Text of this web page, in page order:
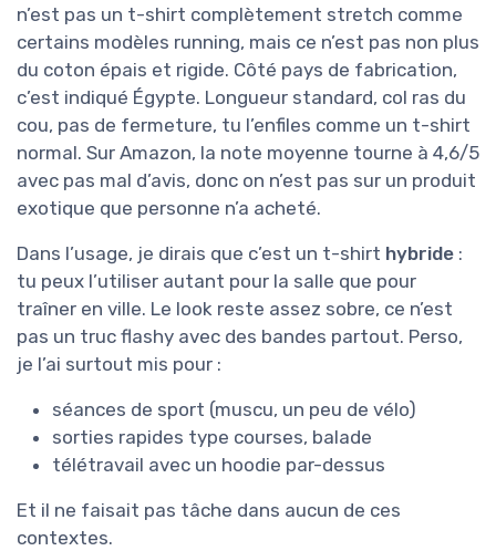
n’est pas un t-shirt complètement stretch comme
certains modèles running, mais ce n’est pas non plus
du coton épais et rigide. Côté pays de fabrication,
c’est indiqué Égypte. Longueur standard, col ras du
cou, pas de fermeture, tu l’enfiles comme un t-shirt
normal. Sur Amazon, la note moyenne tourne à 4,6/5
avec pas mal d’avis, donc on n’est pas sur un produit
exotique que personne n’a acheté.
Dans l’usage, je dirais que c’est un t-shirt hybride :
tu peux l’utiliser autant pour la salle que pour
traîner en ville. Le look reste assez sobre, ce n’est
pas un truc flashy avec des bandes partout. Perso,
je l’ai surtout mis pour :
séances de sport (muscu, un peu de vélo)
sorties rapides type courses, balade
télétravail avec un hoodie par-dessus
Et il ne faisait pas tâche dans aucun de ces
contextes.